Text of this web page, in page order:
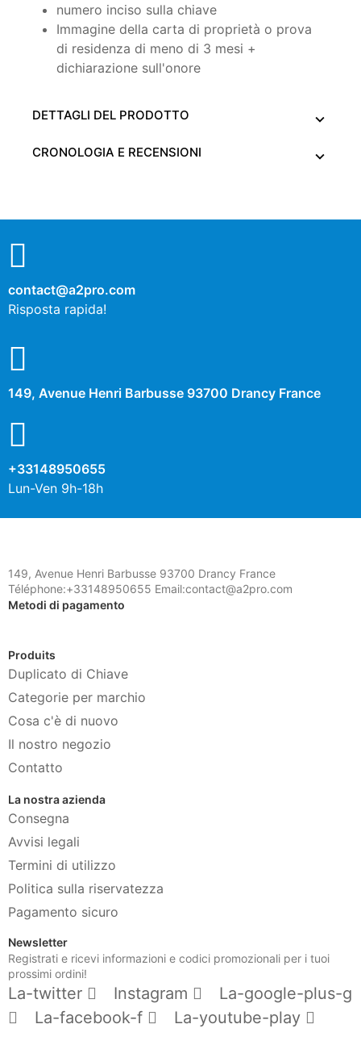
numero inciso sulla chiave
Immagine della carta di proprietà o prova
di residenza di meno di 3 mesi +
dichiarazione sull'onore
DETTAGLI DEL PRODOTTO
CRONOLOGIA E RECENSIONI
contact@a2pro.com
Risposta rapida!
149, Avenue Henri Barbusse 93700 Drancy France
+33148950655
Lun-Ven 9h-18h
149, Avenue Henri Barbusse 93700 Drancy France
Téléphone:+33148950655 Email:contact@a2pro.com
Metodi di pagamento
Produits
Duplicato di Chiave
Categorie per marchio
Cosa c'è di nuovo
Il nostro negozio
Contatto
La nostra azienda
Consegna
Avvisi legali
Termini di utilizzo
Politica sulla riservatezza
Pagamento sicuro
Newsletter
Registrati e ricevi informazioni e codici promozionali per i tuoi
prossimi ordini!
La-twitter Instagram
La-google-plus-g
La-facebook-f
La-youtube-play